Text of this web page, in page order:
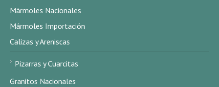
Mármoles Nacionales
Mármoles Importación
Calizas y Areniscas
Pizarras y Cuarcitas
Granitos Nacionales